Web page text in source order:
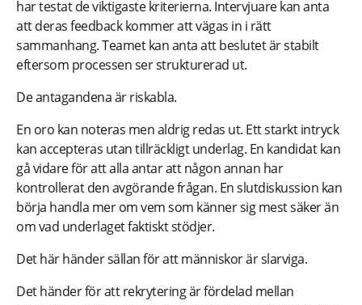
har testat de viktigaste kriterierna. Intervjuare kan anta
att deras feedback kommer att vägas in i rätt
sammanhang. Teamet kan anta att beslutet är stabilt
eftersom processen ser strukturerad ut.
De antagandena är riskabla.
En oro kan noteras men aldrig redas ut. Ett starkt intryck
kan accepteras utan tillräckligt underlag. En kandidat kan
gå vidare för att alla antar att någon annan har
kontrollerat den avgörande frågan. En slutdiskussion kan
börja handla mer om vem som känner sig mest säker än
om vad underlaget faktiskt stödjer.
Det här händer sällan för att människor är slarviga.
Det händer för att rekrytering är fördelad mellan